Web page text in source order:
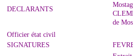
DECLARANTS
de
Officier état civil
SIGNATURES